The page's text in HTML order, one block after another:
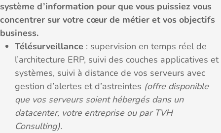
système d’information pour que vous puissiez vous
concentrer sur votre cœur de métier et vos objectifs
business.
Télésurveillance : supervision en temps réel de
l’architecture ERP, suivi des couches applicatives et
systèmes, suivi à distance de vos serveurs avec
gestion d’alertes et d’astreintes (offre disponible
que vos serveurs soient hébergés dans un
datacenter, votre entreprise ou par TVH
Consulting).